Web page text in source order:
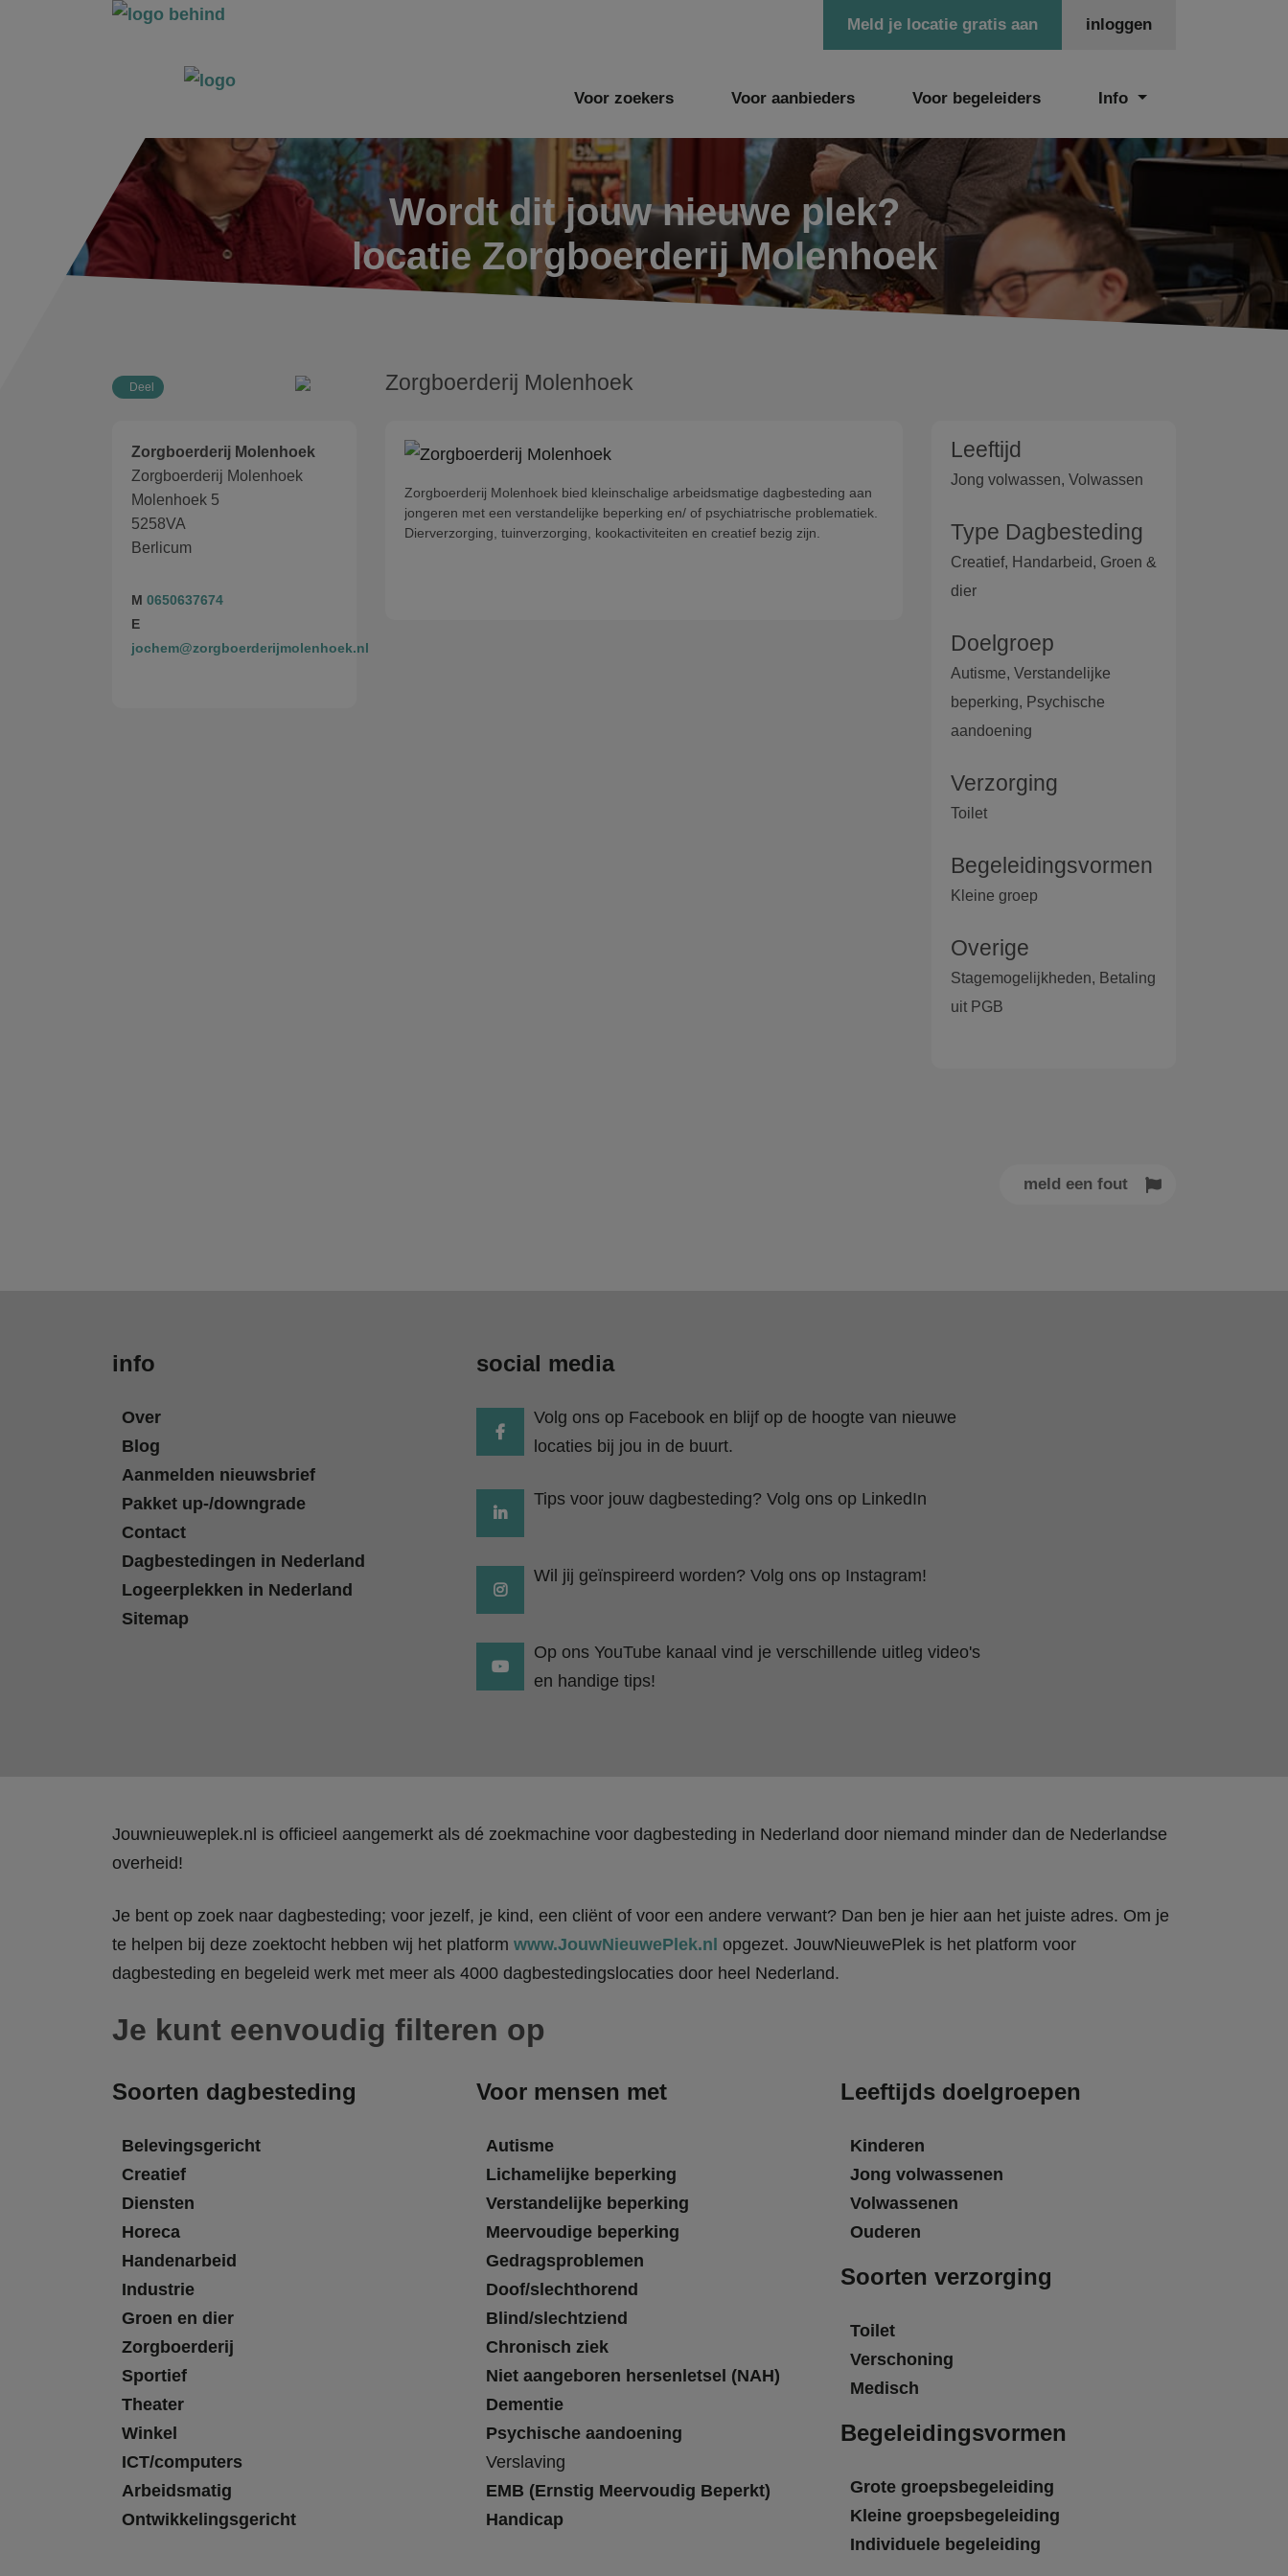
inloggen
Meld je locatie gratis aan
Voor zoekers Voor aanbieders Voor begeleiders Info
Wordt dit jouw nieuwe plek?
locatie Zorgboerderij Molenhoek
Deel Zorgboerderij Molenhoek
Zorgboerderij Molenhoek
Zorgboerderij Molenhoek
Molenhoek 5
5258VA
Berlicum
M 0650637674
E
jochem@zorgboerderijmolenhoek.nl
Zorgboerderij Molenhoek bied kleinschalige arbeidsmatige dagbesteding aan
jongeren met een verstandelijke beperking en/ of psychiatrische problematiek.
Dierverzorging, tuinverzorging, kookactiviteiten en creatief bezig zijn.
Leeftijd
Jong volwassen, Volwassen
Type Dagbesteding
Creatief, Handarbeid, Groen &
dier
Doelgroep
Autisme, Verstandelijke
beperking, Psychische
aandoening
Verzorging
Toilet
Begeleidingsvormen
Kleine groep
Overige
Stagemogelijkheden, Betaling
uit PGB
meld een fout
info
Over
Blog
Aanmelden nieuwsbrief
Pakket up-/downgrade
Contact
Dagbestedingen in Nederland
Logeerplekken in Nederland
Sitemap
social media
Volg ons op Facebook en blijf op de hoogte van nieuwe
locaties bij jou in de buurt.
Tips voor jouw dagbesteding? Volg ons op LinkedIn
Wil jij geïnspireerd worden? Volg ons op Instagram!
Op ons YouTube kanaal vind je verschillende uitleg video's
en handige tips!
Jouwnieuweplek.nl is officieel aangemerkt als dé zoekmachine voor dagbesteding in Nederland door niemand minder dan de Nederlandse
overheid!
Je bent op zoek naar dagbesteding; voor jezelf, je kind, een cliënt of voor een andere verwant? Dan ben je hier aan het juiste adres. Om je
te helpen bij deze zoektocht hebben wij het platform www.JouwNieuwePlek.nl opgezet. JouwNieuwePlek is het platform voor
dagbesteding en begeleid werk met meer als 4000 dagbestedingslocaties door heel Nederland.
Je kunt eenvoudig filteren op
Soorten dagbesteding
Belevingsgericht
Creatief
Diensten
Horeca
Handenarbeid
Industrie
Groen en dier
Zorgboerderij
Sportief
Theater
Winkel
ICT/computers
Arbeidsmatig
Ontwikkelingsgericht
Voor mensen met
Autisme
Lichamelijke beperking
Verstandelijke beperking
Meervoudige beperking
Gedragsproblemen
Doof/slechthorend
Blind/slechtziend
Chronisch ziek
Niet aangeboren hersenletsel (NAH)
Dementie
Psychische aandoening
Verslaving
EMB (Ernstig Meervoudig Beperkt)
Handicap
Leeftijds doelgroepen
Kinderen
Jong volwassenen
Volwassenen
Ouderen
Soorten verzorging
Toilet
Verschoning
Medisch
Begeleidingsvormen
Grote groepsbegeleiding
Kleine groepsbegeleiding
Individuele begeleiding